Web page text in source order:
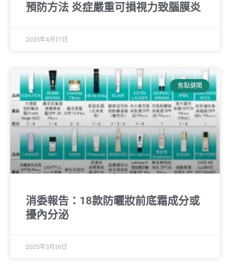
預防方法 炎症嚴重可損視力致腦膜炎
2025年4月17日
焦點健聞
消委報告：18款防曬妝前底霜成分或
擾內分泌
2025年3月19日